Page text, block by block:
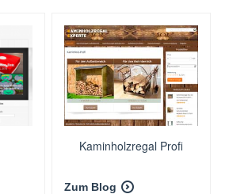
Kaminholzregal Profi
Zum Blog